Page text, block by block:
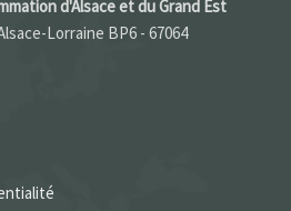
d'Alsace et du Grand Est
Lorraine BP6 - 67064